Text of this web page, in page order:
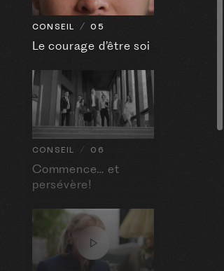
CONSEIL 05
Le courage d’être soi
CONSEIL 06
Commence… et
persévère!